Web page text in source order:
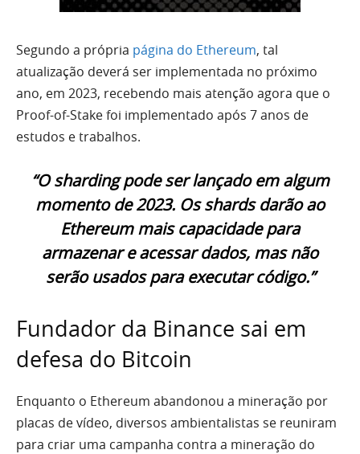
Segundo a própria página do Ethereum, tal
atualização deverá ser implementada no próximo
ano, em 2023, recebendo mais atenção agora que o
Proof-of-Stake foi implementado após 7 anos de
estudos e trabalhos.
“O sharding pode ser lançado em algum
momento de 2023. Os shards darão ao
Ethereum mais capacidade para
armazenar e acessar dados, mas não
serão usados para executar código.”
Fundador da Binance sai em
defesa do Bitcoin
Enquanto o Ethereum abandonou a mineração por
placas de vídeo, diversos ambientalistas se reuniram
para criar uma campanha contra a mineração do